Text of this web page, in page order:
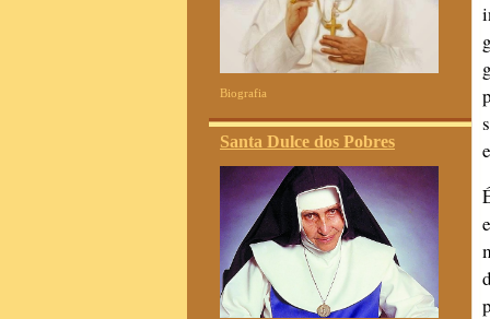
Biografia
Santa Dulce dos Pobres